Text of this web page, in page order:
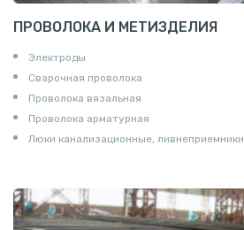
ПРОВОЛОКА И МЕТИЗДЕЛИЯ
Электроды
Сварочная проволока
Проволока вязальная
Проволока арматурная
Люки канализационные, ливнеприемники